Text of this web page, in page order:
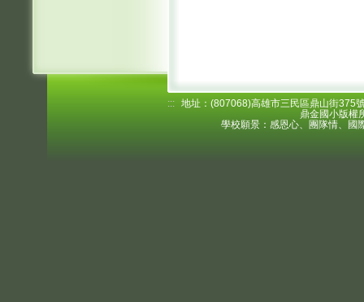
::: 地址：(807068)高雄市三民區鼎山街
鼎金國小版權
學校願景：感恩心、團隊情、國